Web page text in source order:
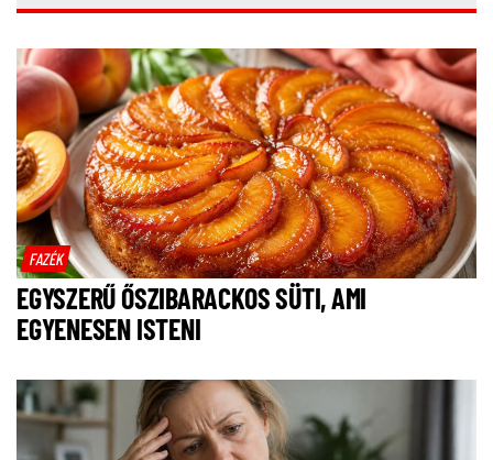
FAZÉK
EGYSZERŰ ŐSZIBARACKOS SÜTI, AMI
EGYENESEN ISTENI